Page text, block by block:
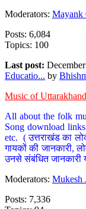
Moderators: Mayank
Posts: 6,084
Topics: 100
Last post:
Educatio... by
Music of
All about the folk
Song download
etc. ( उत्तराखंड का
गायकों की जानकारी,
उनसे संबंधित जानकारी
Moderators: Mukesh
Posts: 7,336